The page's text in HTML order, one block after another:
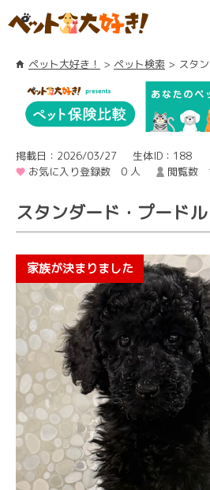
ペット大好き！ ペット検索 スタ
掲載日：2026/03/27
生体ID：188
お気に入り登録数 0 人
閲覧数
スタンダード・プード